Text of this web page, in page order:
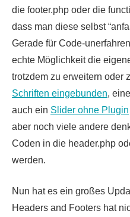
die footer.php oder die
dass man diese selbst
Gerade für Code-
echte Möglichkeit die
trotzdem zu erweitern oder
Schriften eingebunden, eine
auch ein Slider ohne Plugin
aber noch viele andere
Coden in die header.php
werden.
Nun hat es ein großes
Headers and Footers hat